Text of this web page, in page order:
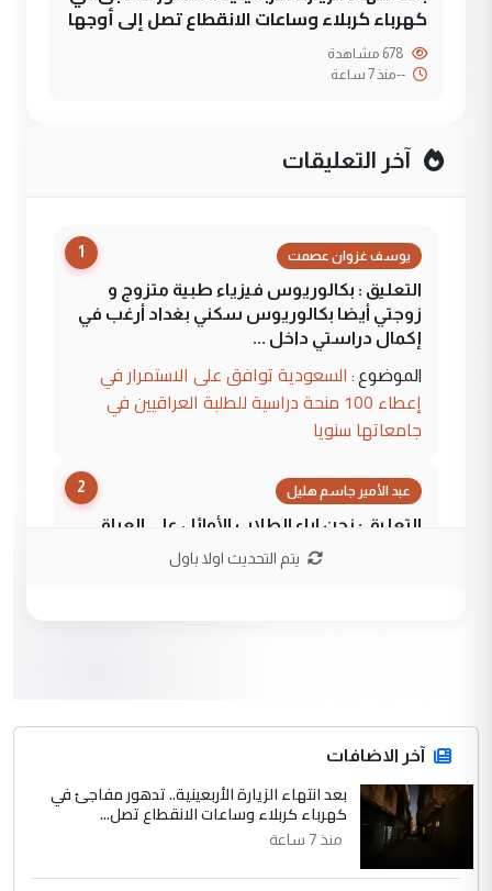
كهرباء كربلاء وساعات الانقطاع تصل إلى أوجها
--منذ 7 ساعة
آخر التعليقات
1 يوسف غزوان عصمت
التعليق : بكالوريوس فيزياء طبية متزوج و
زوجتي أيضا بكالوريوس سكني بغداد أرغب في
إكمال دراستي داخل ...
الموضوع : السعودية توافق على الاستمرار في
إعطاء 100 منحة دراسية للطلبة العراقيين في
جامعاتها سنويا
2 عبد الأمير جاسم هليل
التعليق : نحن اباء الطلاب الأوائل على العراق
نتشرف بلقاء السيد احمد الصافي في العتبات
التعليق : قرار مستعجل جدا ولامصلحة فيه
للوزاره ولا للمواطن القرار الصائب يكون بعد
الاستماع للمدير ومغرفة ...
الموضوع :
وزير الصحة يعفي مدير مستشفى الكرخ
العام في بغداد
يتم التحديث اولا باول
آخر الاضافات
بعد انتهاء الزيارة الأربعينية.. تدهور مفاجئ في
كهرباء كربلاء وساعات الانقطاع تصل...
منذ 7 ساعة